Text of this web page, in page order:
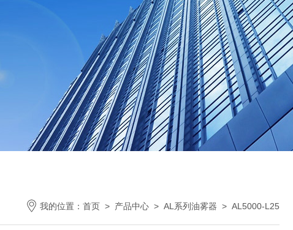
我的位置： 首页 > 产品中心 > AL系列油雾器 > AL5000-L25